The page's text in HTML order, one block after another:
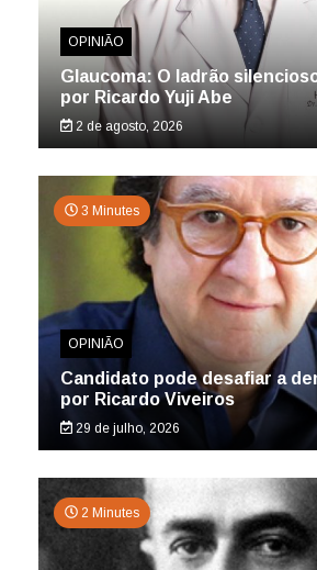
OPINIÃO
Glaucoma: O ladrão
por Ricardo Yuji Abe
2 de agosto, 2026
3 Minutes
OPINIÃO
Candidato pode desafiar a
por Ricardo Viveiros
29 de julho, 2026
2 Minutes